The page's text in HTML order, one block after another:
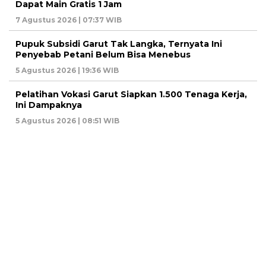
Dapat Main Gratis 1 Jam
7 Agustus 2026 | 07:37 WIB
Pupuk Subsidi Garut Tak Langka, Ternyata Ini
Penyebab Petani Belum Bisa Menebus
5 Agustus 2026 | 19:36 WIB
Pelatihan Vokasi Garut Siapkan 1.500 Tenaga Kerja,
Ini Dampaknya
5 Agustus 2026 | 08:51 WIB